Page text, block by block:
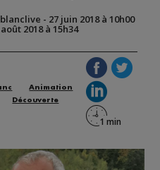
- 27 juin 2018 à 10h00
2018 à 15h34
Animation
Découverte